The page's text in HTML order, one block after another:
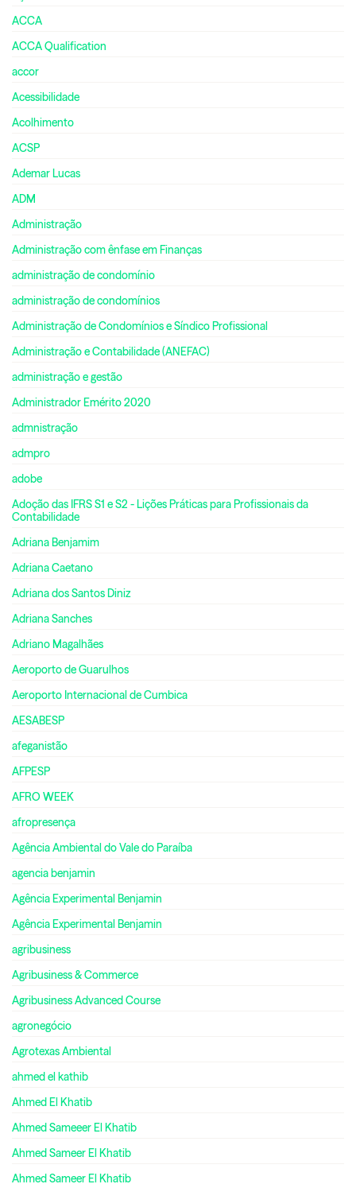
ACCA
ACCA Qualification
accor
Acessibilidade
Acolhimento
ACSP
Ademar Lucas
ADM
Administração
Administração com ênfase em Finanças
administração de condomínio
administração de condomínios
Administração de Condomínios e Síndico Profissional
Administração e Contabilidade (ANEFAC)
administração e gestão
Administrador Emérito 2020
admnistração
admpro
adobe
Adoção das IFRS S1 e S2 - Lições Práticas para Profissionais da
Contabilidade
Adriana Benjamim
Adriana Caetano
Adriana dos Santos Diniz
Adriana Sanches
Adriano Magalhães
Aeroporto de Guarulhos
Aeroporto Internacional de Cumbica
AESABESP
afeganistão
AFPESP
AFRO WEEK
afropresença
Agência Ambiental do Vale do Paraíba
agencia benjamin
Agência Experimental Benjamin
Agência Experimental Benjamin
agribusiness
Agribusiness & Commerce
Agribusiness Advanced Course
agronegócio
Agrotexas Ambiental
ahmed el kathib
Ahmed El Khatib
Ahmed Sameeer El Khatib
Ahmed Sameer El Khatib
Ahmed Sameer El Khatib